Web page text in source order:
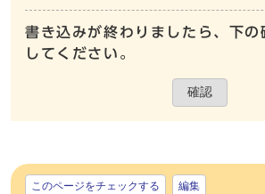
書き込みが終わりましたら、下の
してください。
確認
このページをチェックする 編集